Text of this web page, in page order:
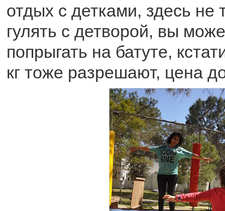
отдых с детками, здесь не
гулять с детворой, вы
попрыгать на батуте,
кг тоже разрешают, цена